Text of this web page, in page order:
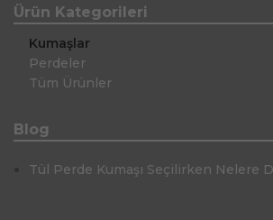
Ürün Kategorileri
Kumaşlar
Perdeler
Tüm Ürünler
Blog
Tül Perde Kumaşı Seçilirken Nelere